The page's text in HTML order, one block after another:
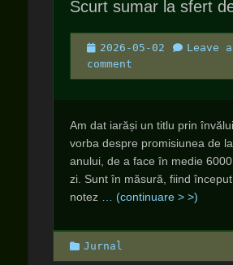
Scurt sumar la sfert
Posted
on
2026-05-02
Leave a
comment
Am dat iarăși un titlu prin
vorba despre promisiunea de
anului, de a face în medie
zi. Sunt în măsură, fiind
notez
… (continuare > >)
Categories
Jurnal